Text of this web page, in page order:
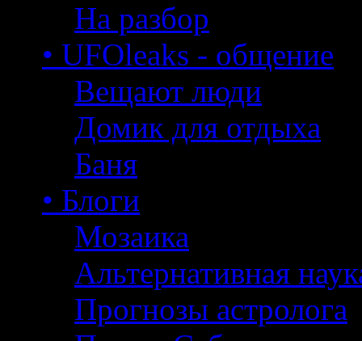
На разбор
• UFOleaks - общение
Вещают люди
Домик для отдыха
Баня
• Блоги
Мозаика
Альтернативная
Прогнозы астролога